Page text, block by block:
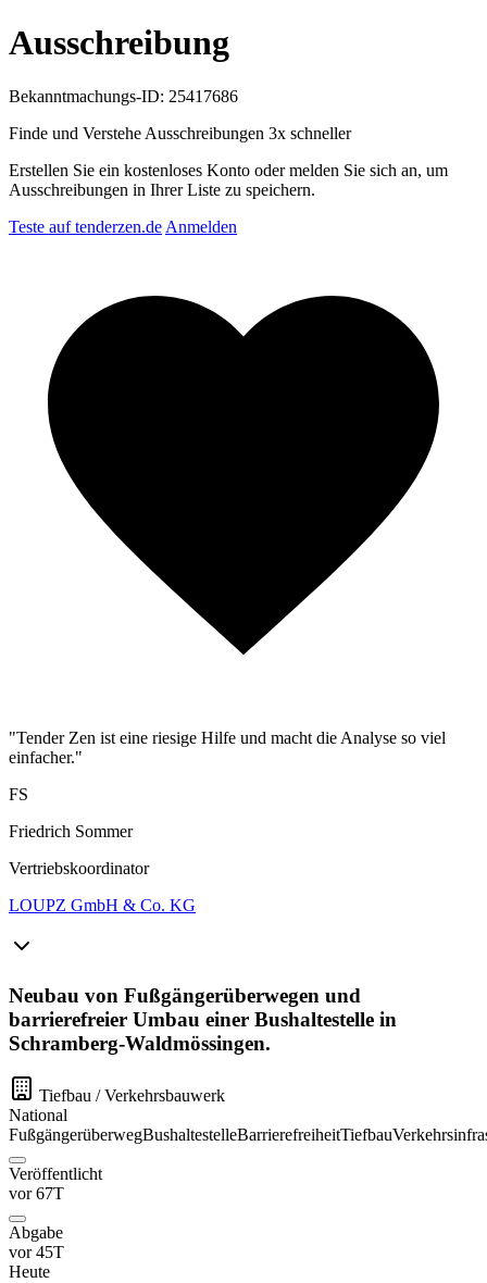
Ausschreibung
Bekanntmachungs-ID: 25417686
Finde und Verstehe Ausschreibungen 3x schneller
Erstellen Sie ein kostenloses Konto oder melden Sie sich an, um
Ausschreibungen in Ihrer Liste zu speichern.
Teste auf tenderzen.de Anmelden
"Tender Zen ist eine riesige Hilfe und macht die Analyse so viel
einfacher."
FS
Friedrich Sommer
Vertriebskoordinator
LOUPZ GmbH & Co. KG
Neubau von Fußgängerüberwegen und
barrierefreier Umbau einer Bushaltestelle in
Schramberg-Waldmössingen.
Tiefbau / Verkehrsbauwerk
National
FußgängerüberwegBushaltestelleBarrierefreiheitTiefbau
Veröffentlicht
vor 67T
Abgabe
vor 45T
Heute